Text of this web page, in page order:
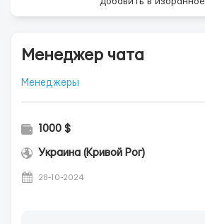
Менеджер чата
Менеджеры
1000 $
Украина (Кривой Рог)
28-10-2024